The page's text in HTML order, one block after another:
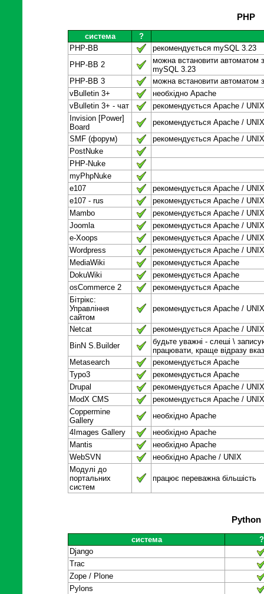
PHP
система
?
PHP-BB
рекомендується mySQL 3.23
PHP-BB 2
можна встановити автоматом
mySQL 3.23
PHP-BB 3
можна встановити автоматом з
vBulletin 3+
необхідно Apache
vBulletin 3+ - чат
рекомендується Apache / UNIX
Invision [Power]
Board
рекомендується Apache / UNIX
SMF (форум)
рекомендується Apache / UNIX
PostNuke
PHP-Nuke
myPhpNuke
e107
рекомендується Apache / UNIX
e107 - rus
рекомендується Apache / UNIX
Mambo
рекомендується Apache / UNIX
Joomla
рекомендується Apache / UNIX
e-Xoops
рекомендується Apache / UNIX
Wordpress
рекомендується Apache / UNIX
MediaWiki
рекомендується Apache
DokuWiki
рекомендується Apache
osCommerce 2
рекомендується Apache
Бітрікс:
Управління
сайтом
рекомендується Apache / UNIX
Netcat
рекомендується Apache / UNIX
BinN S.Builder
будьте уважні - слеші \
працювати, краще відразу
Metasearch
рекомендується Apache
Typo3
рекомендується Apache
Drupal
рекомендується Apache / UNIX
ModX CMS
рекомендується Apache / UNIX
Coppermine
Gallery
необхідно Apache
4Images Gallery
необхідно Apache
Mantis
необхідно Apache
WebSVN
необхідно Apache / UNIX
Модулі до
портальних
систем
працює переважна більшість
Python
система
Django
Trac
Zope / Plone
Pylons